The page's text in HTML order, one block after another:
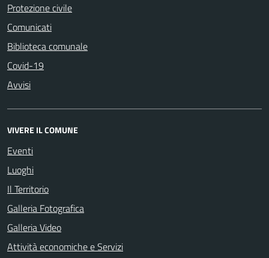
Protezione civile
Comunicati
Biblioteca comunale
Covid-19
Avvisi
VIVERE IL COMUNE
Eventi
Luoghi
Il Territorio
Galleria Fotografica
Galleria Video
Attività economiche e Servizi